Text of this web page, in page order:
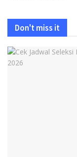
Don't miss it